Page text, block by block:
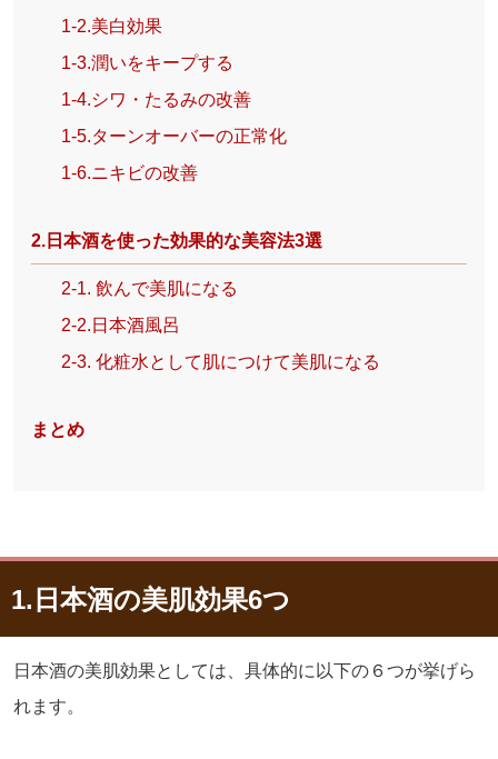
1-2.美白効果
1-3.潤いをキープする
1-4.シワ・たるみの改善
1-5.ターンオーバーの正常化
1-6.ニキビの改善
2.日本酒を使った効果的な美容法3選
2-1. 飲んで美肌になる
2-2.日本酒風呂
2-3. 化粧水として肌につけて美肌になる
まとめ
1.日本酒の美肌効果6つ
日本酒の美肌効果としては、具体的に以下の６つが挙げら
れます。